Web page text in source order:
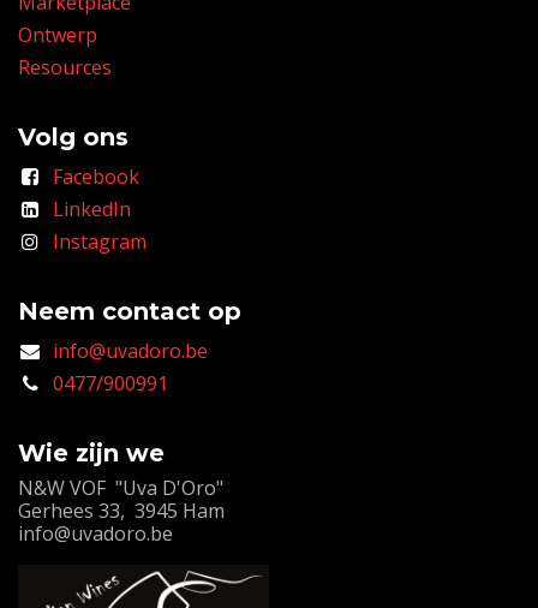
Ontwerp
Resources
Volg ons
Facebook
LinkedIn
Instagram
Neem contact op
info@uvadoro.be
0477/900991
Wie zijn we
N&W VOF "Uva D'Oro"
Gerhees 33, 3945 Ham
info@uvadoro.be